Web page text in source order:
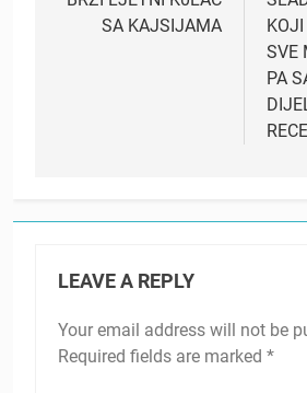
SA KAJSIJAMA
SVE
PA
LEAVE A REPLY
Your email address will not be
Required fields are marked *